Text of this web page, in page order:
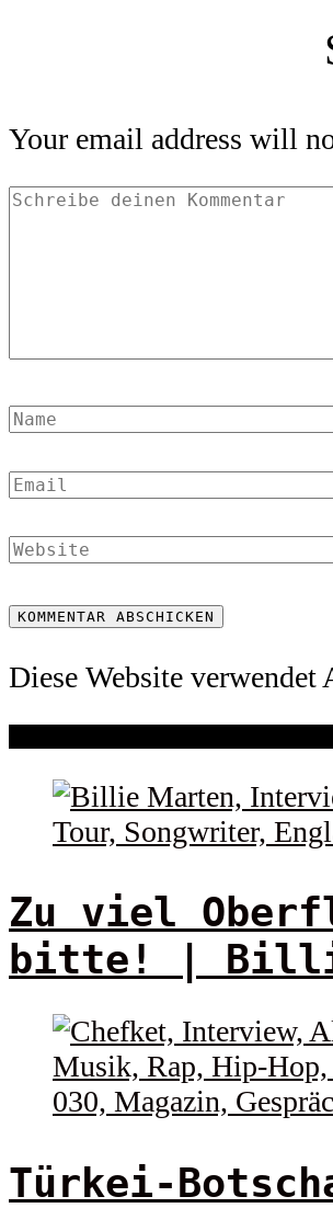
Your email address will
Diese Website verwendet
Zu viel
bitte! |
Türkei-